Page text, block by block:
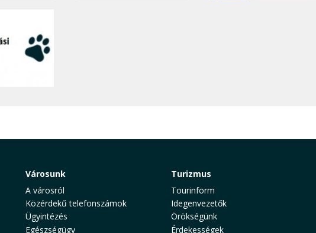
Városunk
A városról
Közérdekű telefonszámok
Ügyintézés
Egészségügy
Turizmus
Tourinform
Idegenvezetők
Örökségünk
Érdekességek